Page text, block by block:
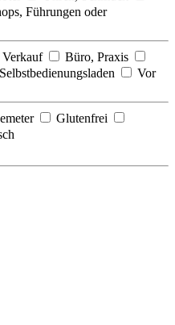
Führungen oder
Büro, Praxis
Selbstbedienungsladen
Vor
Glutenfrei